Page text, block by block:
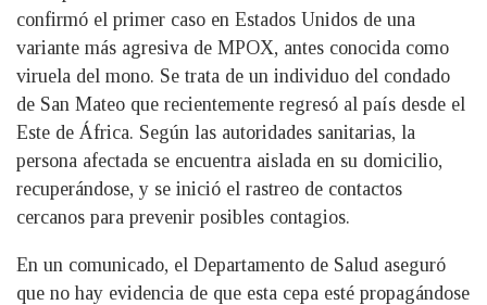
confirmó el primer caso en Estados Unidos de una
variante más agresiva de MPOX, antes conocida como
viruela del mono. Se trata de un individuo del condado
de San Mateo que recientemente regresó al país desde el
Este de África. Según las autoridades sanitarias, la
persona afectada se encuentra aislada en su domicilio,
recuperándose, y se inició el rastreo de contactos
cercanos para prevenir posibles contagios.
En un comunicado, el Departamento de Salud aseguró
que no hay evidencia de que esta cepa esté propagándose